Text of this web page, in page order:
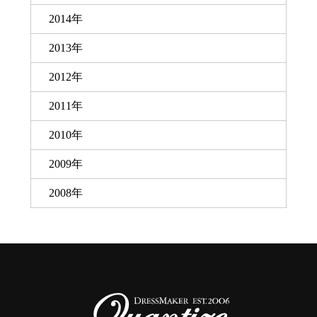
2014年
2013年
2012年
2011年
2010年
2009年
2008年